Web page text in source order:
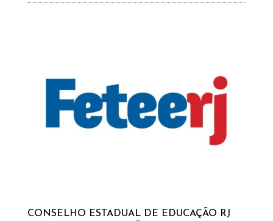
CONSELHO ESTADUAL DE EDUCAÇÃO RJ